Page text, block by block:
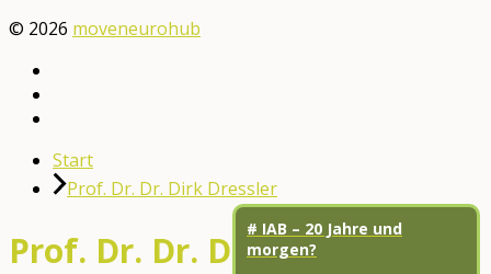
© 2026 moveneurohub
Start
Prof. Dr. Dr. Dirk Dressler
Prof. Dr. Dr. Dirk Dressler
# IAB – 20 Jahre und
morgen?